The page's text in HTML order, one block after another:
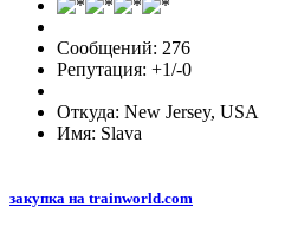
Сообщений: 276
Репутация: +1/-0
Откуда: New Jersey, USA
Имя: Slava
закупка на trainworld.com